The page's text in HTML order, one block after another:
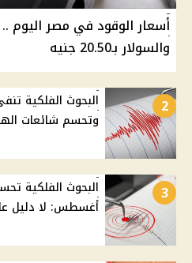
والسولار بـ20.50 جنيه
2
البحوث الفلكية
وتحسم شائعات
3
أغسطس: لا دليل